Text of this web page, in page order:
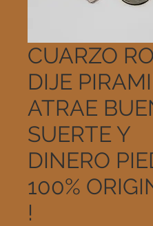
CUARZO
DIJE
ATRAE
SUERTE Y
DINERO
100%
!